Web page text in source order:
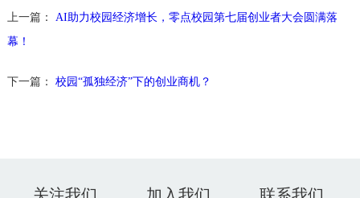
上一篇： AI助力校园经济增长，零点校园第七届创业者大会圆满落
幕！
下一篇： 校园“孤独经济”下的创业商机？